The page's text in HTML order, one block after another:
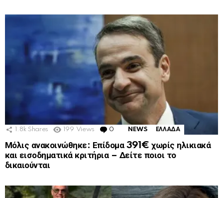
1.8k Shares 199 Views 0 Comments
NEWS ΕΛΛΑΔΑ
Μόλις ανακοινώθηκε: Επίδομα 391€ χωρίς ηλικιακά
και εισοδηματικά κριτήρια – Δείτε ποιοι το
δικαιούνται